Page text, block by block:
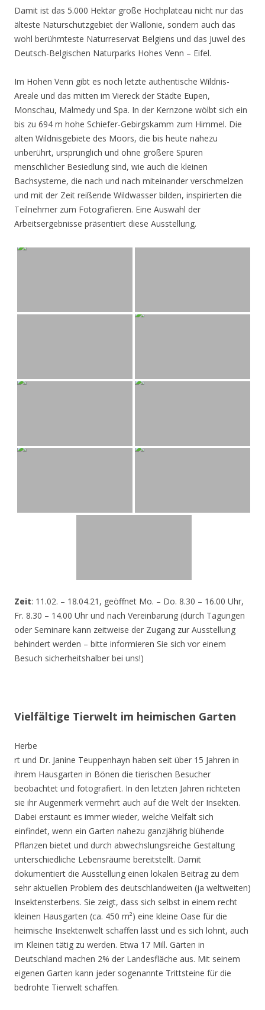
Damit ist das 5.000 Hektar große Hochplateau nicht nur das
älteste Naturschutzgebiet der Wallonie, sondern auch das
wohl berühmteste Naturreservat Belgiens und das Juwel des
Deutsch-Belgischen Naturparks Hohes Venn – Eifel.
Im Hohen Venn gibt es noch letzte authentische Wildnis-
Areale und das mitten im Viereck der Städte Eupen,
Monschau, Malmedy und Spa. In der Kernzone wölbt sich ein
bis zu 694 m hohe Schiefer-Gebirgskamm zum Himmel. Die
alten Wildnisgebiete des Moors, die bis heute nahezu
unberührt, ursprünglich und ohne größere Spuren
menschlicher Besiedlung sind, wie auch die kleinen
Bachsysteme, die nach und nach miteinander verschmelzen
und mit der Zeit reißende Wildwasser bilden, inspirierten die
Teilnehmer zum Fotografieren. Eine Auswahl der
Arbeitsergebnisse präsentiert diese Ausstellung.
Zeit: 11.02. – 18.04.21, geöffnet Mo. – Do. 8.30 – 16.00 Uhr,
Fr. 8.30 – 14.00 Uhr und nach Vereinbarung (durch Tagungen
oder Seminare kann zeitweise der Zugang zur Ausstellung
behindert werden – bitte informieren Sie sich vor einem
Besuch sicherheitshalber bei uns!)
Vielfältige Tierwelt im heimischen Garten
Herbe
rt und Dr. Janine Teuppenhayn haben seit über 15 Jahren in
ihrem Hausgarten in Bönen die tierischen Besucher
beobachtet und fotografiert. In den letzten Jahren richteten
sie ihr Augenmerk vermehrt auch auf die Welt der Insekten.
Dabei erstaunt es immer wieder, welche Vielfalt sich
einfindet, wenn ein Garten nahezu ganzjährig blühende
Pflanzen bietet und durch abwechslungsreiche Gestaltung
unterschiedliche Lebensräume bereitstellt. Damit
dokumentiert die Ausstellung einen lokalen Beitrag zu dem
sehr aktuellen Problem des deutschlandweiten (ja weltweiten)
Insektensterbens. Sie zeigt, dass sich selbst in einem recht
kleinen Hausgarten (ca. 450 m²) eine kleine Oase für die
heimische Insektenwelt schaffen lässt und es sich lohnt, auch
im Kleinen tätig zu werden. Etwa 17 Mill. Gärten in
Deutschland machen 2% der Landesfläche aus. Mit seinem
eigenen Garten kann jeder sogenannte Trittsteine für die
bedrohte Tierwelt schaffen.